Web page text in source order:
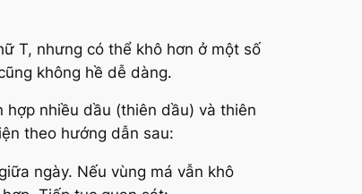
T, nhưng có thể khô hơn ở một số
không hề dễ dàng.
nhiều dầu (thiên dầu) và thiên
theo hướng dẫn sau:
ngày. Nếu vùng má vẫn khô